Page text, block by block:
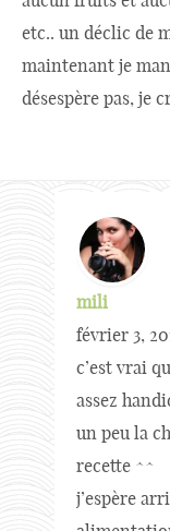
etc.. un déclic de
maintenant je
désespère pas, je
mili
février 3,
c’est vrai
assez
un peu la
recette ^^
j’espère